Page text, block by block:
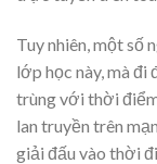
Tuy nhiên, một số
lớp học này, mà đi
trùng với thời
lan truyền trên
giải đấu vào thời